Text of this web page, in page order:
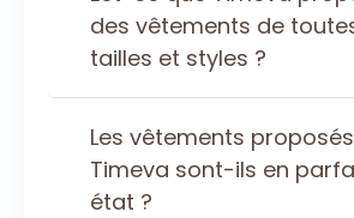
des vêtements de
tailles et styles ?
Les vêtements
Timeva sont-ils en
état ?